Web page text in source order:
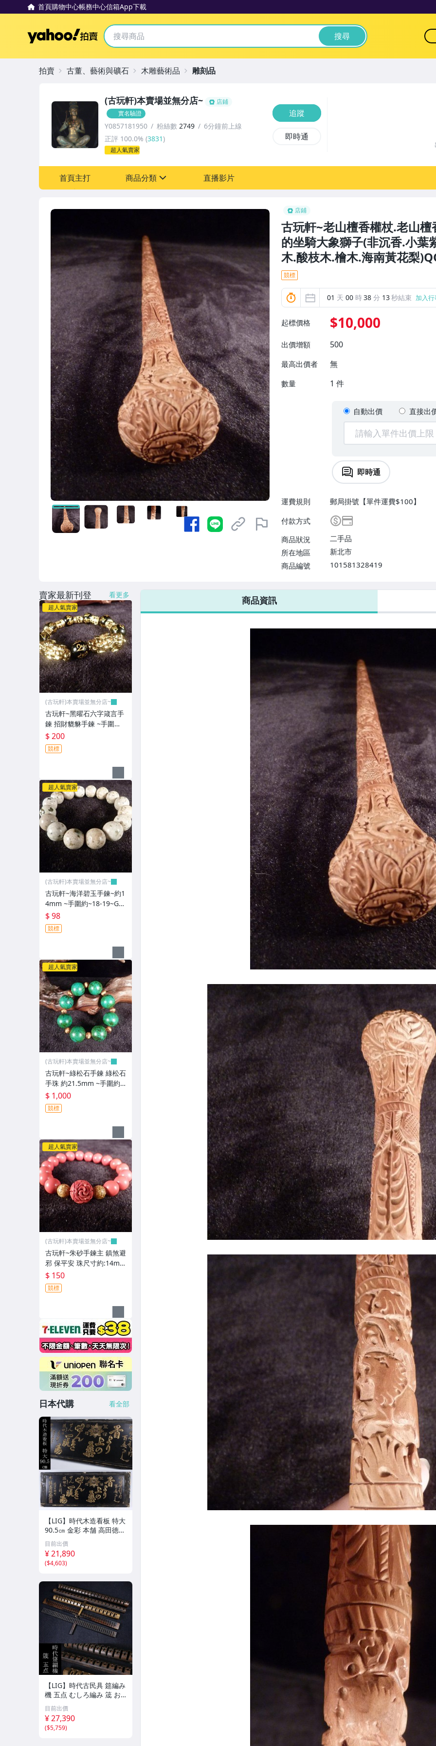
首頁購物中心帳務中心信箱App下載
Yahoo拍賣 搜尋
店鋪
古玩軒~老山檀香權杖.老山
的坐騎大象獅子(非沉香.小葉
木.酸枝木.檜木.海南黃花梨
競標
01 天 00 時38 分 11秒結束 加入
起標價格 $10,000
出價增額 500
最高出價者 無
數量 1 件
自動出價 直接出
即時通
運費規則
郵局掛號【單件運費$100】
付款方式
商品狀況
二手品
所在地區
新北市
商品編號
101581328419
(古玩軒)本賣場並無分店~
店鋪
實名驗證
Y0857181950 粉絲數 2749
6分鐘前上線
正評 100.0% (3831)
超人氣賣家
追蹤
即時通
首頁主打 商品分類 直播影片
拍賣 古董、藝術與礦石 木雕藝術品 雕刻品
商品資訊
賣家最新刊登 看更多
超人氣賣家
(古玩軒)本賣場並無分店~
古玩軒~黑曜石六字箴言手
鍊 招財貔貅手鍊 ~手圍約~
19-20~GGG97
$ 200
競標
超人氣賣家
(古玩軒)本賣場並無分店~
古玩軒~海洋碧玉手鍊~約1
4mm ~手圍約~18-19~GG
G96
$ 98
競標
超人氣賣家
(古玩軒)本賣場並無分店~
古玩軒~綠松石手鍊 綠松石
手珠 約21.5mm ~手圍約~
18-19~GGG95
$ 1,000
競標
超人氣賣家
(古玩軒)本賣場並無分店~
古玩軒~朱砂手鍊主 鎮煞避
邪 保平安 珠尺寸約:14m
m.手圍約~17-18-GGG94
$ 150
競標
日本代購 看全部
【LIG】時代木造看板 特大
90.5㎝ 金彩 本舗 高田徳左
衛門 古美術品 2606.676
目前出價
¥ 21,890
($4,603)
【LIG】時代古民具 筵編み
機 五点 むしろ編み 筬 お
さ 農具 古道具 2604.458
目前出價
¥ 27,390
($5,759)